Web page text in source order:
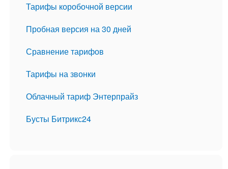
Тарифы коробочной версии
Пробная версия на 30 дней
Сравнение тарифов
Тарифы на звонки
Облачный тариф Энтерпрайз
Бусты Битрикс24